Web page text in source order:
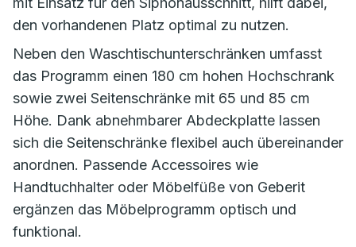
den vorhandenen Platz optimal zu nutzen.
Neben den Waschtischunterschränken umfasst
das Programm einen 180 cm hohen Hochschrank
sowie zwei Seitenschränke mit 65 und 85 cm
Höhe. Dank abnehmbarer Abdeckplatte lassen
sich die Seitenschränke flexibel auch übereinander
anordnen. Passende Accessoires wie
Handtuchhalter oder Möbelfüße von Geberit
ergänzen das Möbelprogramm optisch und
funktional.